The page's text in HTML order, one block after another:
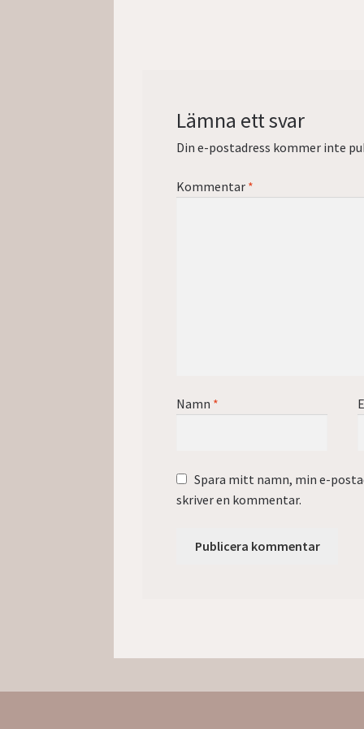
Lämna ett svar
Din e-postadress kommer inte
Kommentar *
Namn *
Spara mitt namn, min e-
skriver en kommentar.